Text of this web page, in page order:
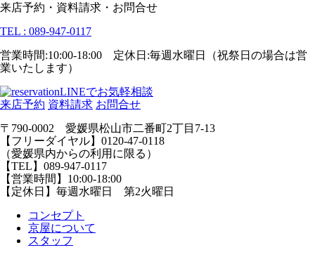
来店予約・資料請求・お問合せ
TEL : 089-947-0117
営業時間:10:00-18:00 定休日:毎週水曜日（祝祭日の場合は営
業いたします）
LINEでお気軽相談
来店予約 資料請求 お問合せ
〒790-0002 愛媛県松山市二番町2丁目7-13
【フリーダイヤル】0120-47-0118
（愛媛県内からの利用に限る）
【TEL】089-947-0117
【営業時間】10:00-18:00
【定休日】毎週水曜日 第2火曜日
コンセプト
京屋について
スタッフ